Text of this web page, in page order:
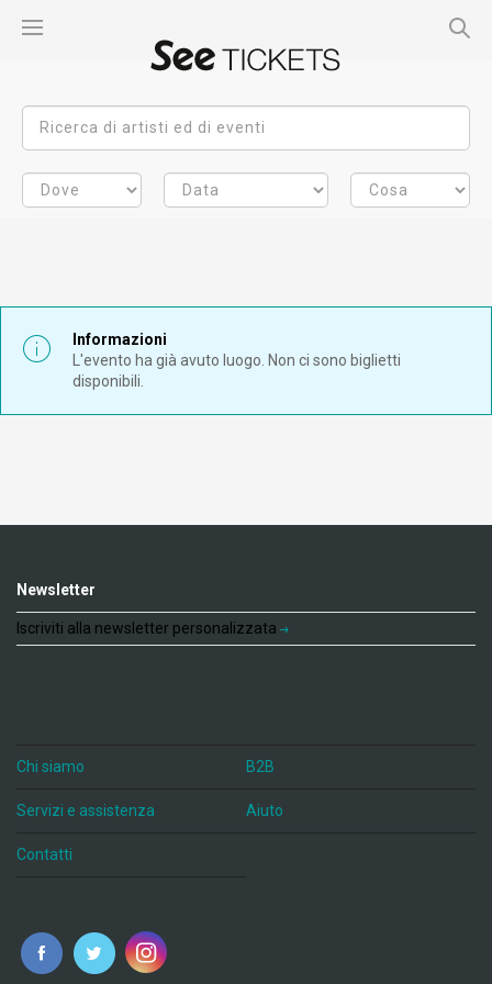
Informazioni
L'evento ha già avuto luogo. Non ci sono biglietti
disponibili.
Newsletter
Iscriviti alla newsletter personalizzata
Chi siamo B2B
Servizi e assistenza Aiuto
Contatti